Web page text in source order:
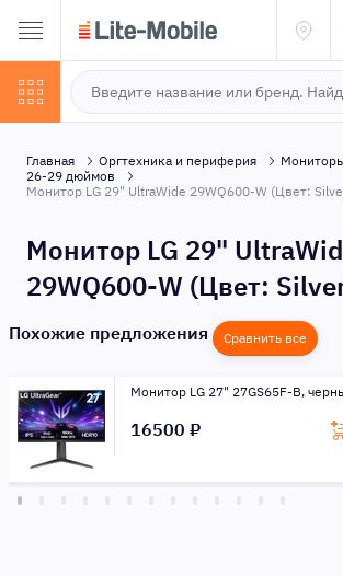
Главная Оргтехника и периферия
26-29 дюймов
Монитор LG 29" UltraWide 29WQ600-W (Цвет:
Монитор LG 29"
29WQ600-W (Цвет:
Похожие предложения Сравнить все
Монитор LG 27" 27GS65F-B,
16500 ₽